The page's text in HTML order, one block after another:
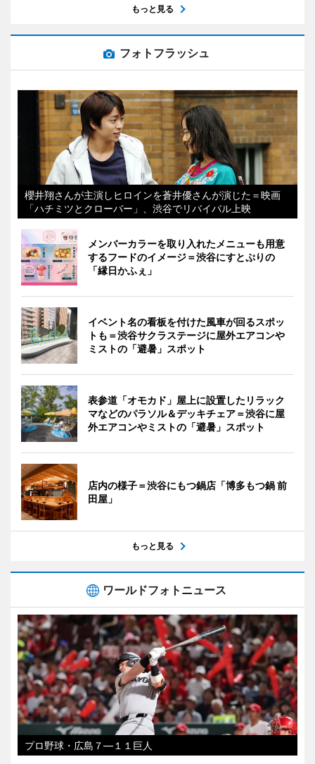
もっと見る
フォトフラッシュ
櫻井翔さんが主演しヒロインを蒼井優さんが演じた＝映画
「ハチミツとクローバー」、渋谷でリバイバル上映
メンバーカラーを取り入れたメニューも用意
するフードのイメージ＝渋谷にすとぷりの
「縁日かふぇ」
イベント名の看板を付けた風車が回るスポッ
トも＝渋谷サクラステージに屋外エアコンや
ミストの「避暑」スポット
表参道「オモカド」屋上に設置したリラック
マなどのパラソル＆デッキチェア＝渋谷に屋
外エアコンやミストの「避暑」スポット
店内の様子＝渋谷にもつ鍋店「博多もつ鍋 前
田屋」
もっと見る
ワールドフォトニュース
プロ野球・広島７―１１巨人